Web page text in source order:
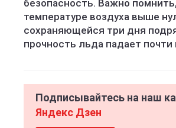
безопасность. Важно
температуре воздуха выше
сохраняющейся три дня
прочность льда падает почти
Подписывайтесь на наш
Яндекс Дзен